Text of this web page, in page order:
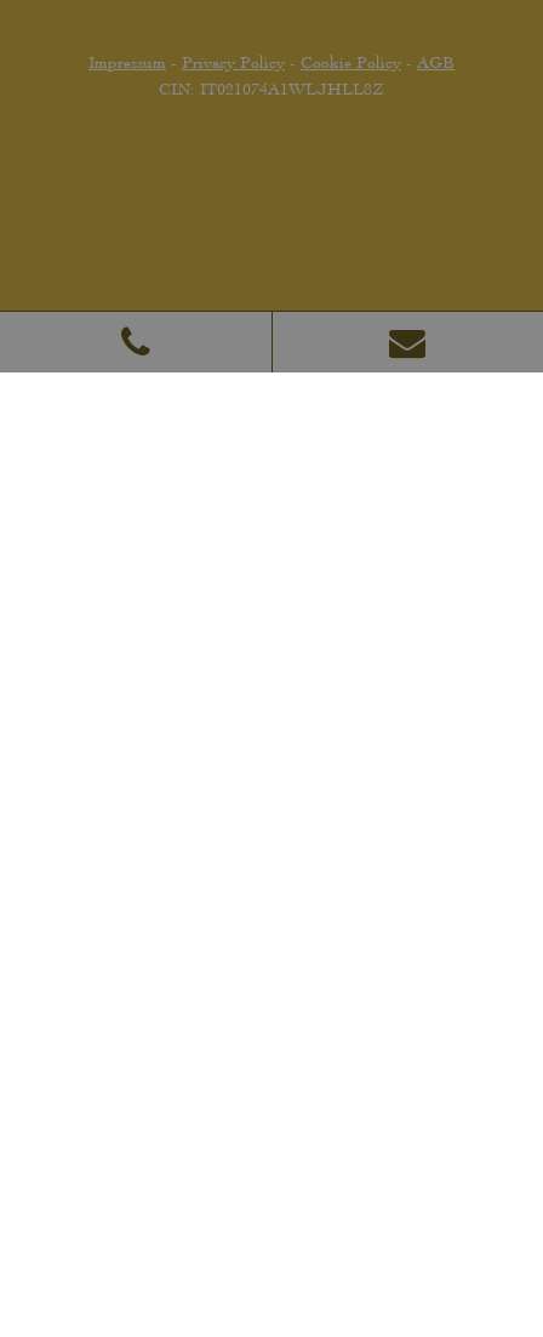
Impressum - Privacy Policy - Cookie Policy - AGB
CIN: IT021074A1WLJHLL8Z